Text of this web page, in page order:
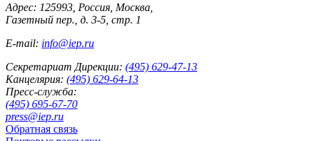
Адрес: 125993, Россия, Москва,
Газетный пер., д. 3-5, стр. 1
E-mail: info@iep.ru
Секретариат Дирекции: (495) 629-47-13
Канцелярия: (495) 629-64-13
Пресс-служба:
(495) 695-67-70
press@iep.ru
Обратная связь